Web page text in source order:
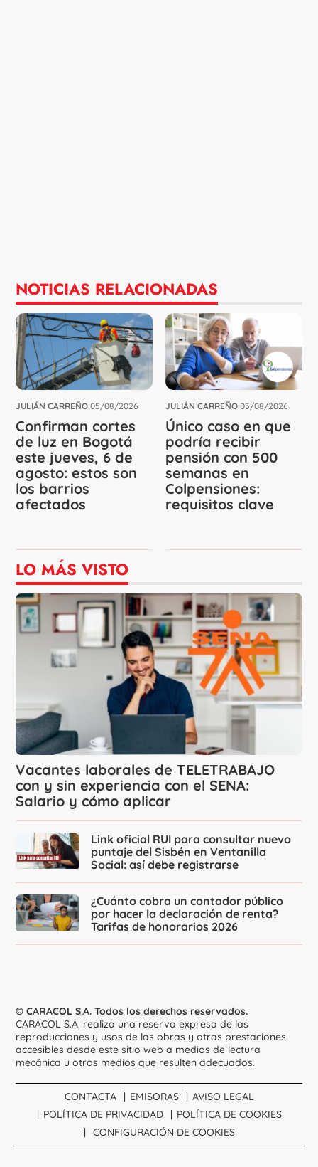
NOTICIAS RELACIONADAS
JULIÁN CARREÑO 05/08/2026
Confirman cortes
de luz en Bogotá
este jueves, 6 de
agosto: estos son
los barrios
afectados
JULIÁN CARREÑO 05/08/2026
Único caso en que
podría recibir
pensión con 500
semanas en
Colpensiones:
requisitos clave
LO MÁS VISTO
Vacantes laborales de TELETRABAJO
con y sin experiencia con el SENA:
Salario y cómo aplicar
Link oficial RUI para consultar nuevo
puntaje del Sisbén en Ventanilla
Social: así debe registrarse
¿Cuánto cobra un contador público
por hacer la declaración de renta?
Tarifas de honorarios 2026
© CARACOL S.A. Todos los derechos reservados.
CARACOL S.A. realiza una reserva expresa de las
reproducciones y usos de las obras y otras prestaciones
accesibles desde este sitio web a medios de lectura
mecánica u otros medios que resulten adecuados.
CONTACTA EMISORAS
AVISO LEGAL
POLÍTICA DE PRIVACIDAD
POLÍTICA DE COOKIES
CONFIGURACIÓN DE COOKIES